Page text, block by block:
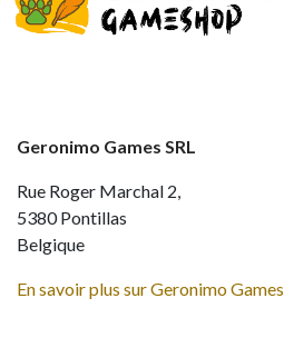
Geronimo Games SRL
Rue Roger Marchal 2,
5380 Pontillas
Belgique
En savoir plus sur Geronimo Games